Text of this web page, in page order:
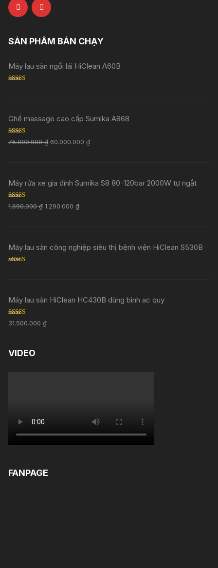
SẢN PHẨM BÁN CHẠY
Máy lau sàn ngồi lái HiClean A60B
Ghế massage cao cấp Sumika A868
Rated5.00
out of 5
75.000.000₫ 60.000.000₫
Máy rửa xe gia đình Sumika S8 80-120bar 2000W tự ngắt
Rated 5.00
out of 5
1.690.000₫ 1.290.000₫
Máy lau sàn công nghiệp siêu thị bệnh viện HiClean S530B
Máy lau sàn HiClean HC430B dùng bình ac quy
Rated5.00
out of 5
31.500.000₫
VIDEO
FANPAGE